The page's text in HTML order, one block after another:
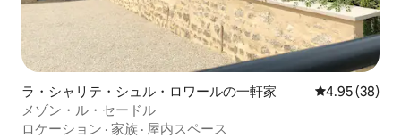
ラ・シャリテ・シュル・ロワールの一軒家 レビュー38
4.95 (38)
メゾン・ル・セードル
ロケーション · 家族 · 屋内スペース